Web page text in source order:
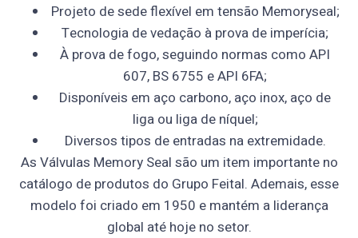
Projeto de sede flexível em tensão Memoryseal;
Tecnologia de vedação à prova de imperícia;
À prova de fogo, seguindo normas como API
607, BS 6755 e API 6FA;
Disponíveis em aço carbono, aço inox, aço de
liga ou liga de níquel;
Diversos tipos de entradas na extremidade.
As Válvulas Memory Seal são um item importante no
catálogo de produtos do Grupo Feital. Ademais, esse
modelo foi criado em 1950 e mantém a liderança
global até hoje no setor.